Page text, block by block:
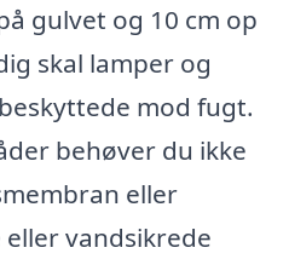
gulvet og 10 cm op
skal lamper og
mod fugt.
behøver du ikke
eller
vandsikrede